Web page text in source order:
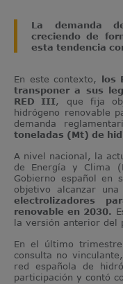
La demanda
creciendo de
esta tendencia
En este contexto, los
transponer a sus
RED III, que fija
hidrógeno renovable
demanda
toneladas (Mt) de
A nivel nacional, la
de Energía y Clima
Gobierno español en
objetivo alcanzar
electrolizadores
renovable en 2030.
la versión anterior del
En el último
consulta no
red española de
participación y contó